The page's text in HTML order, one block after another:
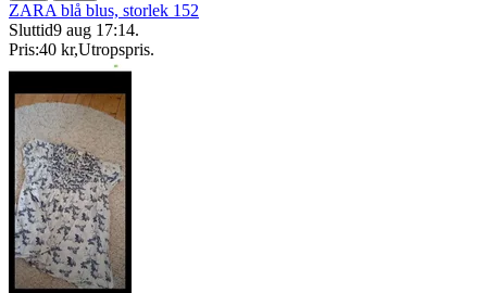
ZARA blå blus, storlek 152
Sluttid9 aug 17:14.
Pris:40 kr,Utropspris.